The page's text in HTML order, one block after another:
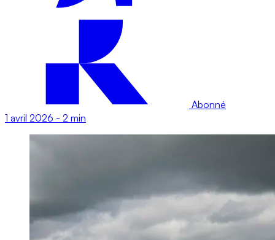
Abonné
1 avril 2026 - 2 min